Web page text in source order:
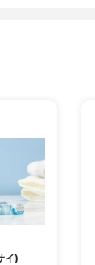
イ)